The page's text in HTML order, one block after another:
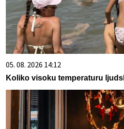
05. 08. 2026 14:12
Koliko visoku temperaturu